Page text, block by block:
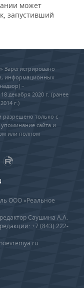
может
запустивший
Зарегистрировано
информационных
–
декабря 2020 г. (ранее
г.)
разрешено только с
сайта и
или полном
ООО «Реальное
Саушина А.А.
+7 (843) 222-